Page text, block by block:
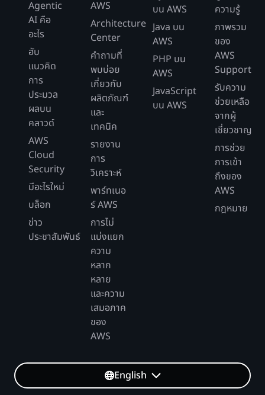
Agentic
AI คือ
อะไร
ฮับ
แนวคิด
การ
ประมวล
ผลบน
คลาวด์
AWS
Cloud
Security
มีอะไรใหม่
บล็อก
ข่าว
ประชาสัมพันธ์
AWS
Architecture
Center
คำถามที่
พบบ่อย
เกี่ยวกับ
ผลิตภัณฑ์
และ
เทคนิค
รายงาน
การ
วิเคราะห์
พาร์ทเนอ
ร์ AWS
การไม่
แบ่งแยก
ความ
หลาก
หลาย
และความ
เสมอภาค
ของ
AWS
บน AWS
Java บน
AWS
PHP บน
AWS
JavaScript
บน AWS
ความรู้
ภาพรวม
ของ
AWS
Support
รับความ
ช่วยเหลือ
จากผู้
เชี่ยวชาญ
การช่วย
การเข้า
ถึงของ
AWS
กฎหมาย
English